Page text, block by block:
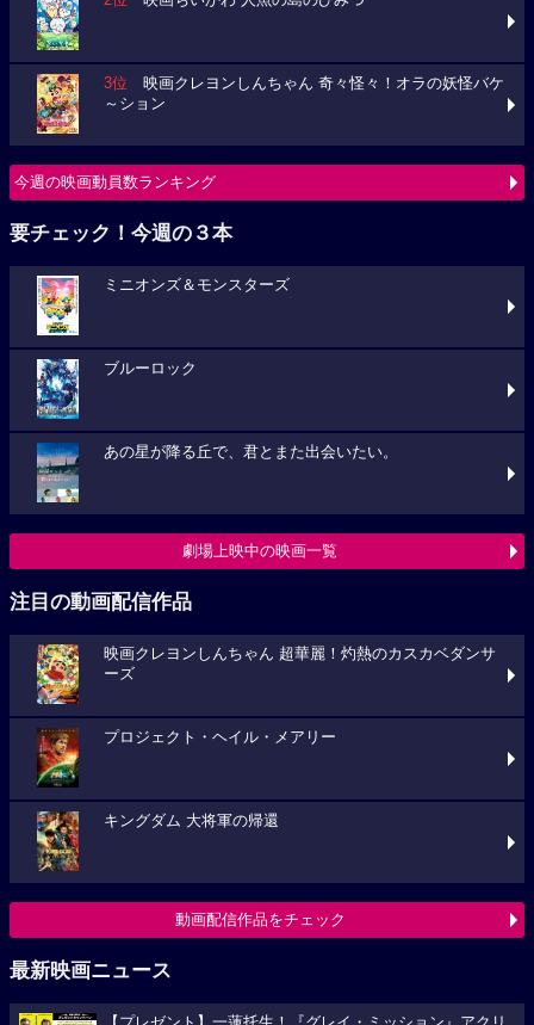
3位 映画クレヨンしんちゃん 奇々怪々！オラの妖怪バケ
～ション
今週の映画動員数ランキング
要チェック！今週の３本
ミニオンズ＆モンスターズ
ブルーロック
あの星が降る丘で、君とまた出会いたい。
劇場上映中の映画一覧
注目の動画配信作品
映画クレヨンしんちゃん 超華麗！灼熱のカスカベダンサ
ーズ
プロジェクト・ヘイル・メアリー
キングダム 大将軍の帰還
動画配信作品をチェック
最新映画ニュース